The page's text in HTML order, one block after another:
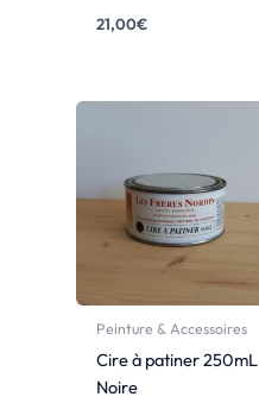
21,00€
Peinture & Accessoires
Cire à patiner 250mL
Noire